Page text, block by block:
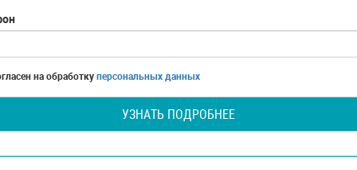
на обработкуперсональных данных
УЗНАТЬ ПОДРОБНЕЕ